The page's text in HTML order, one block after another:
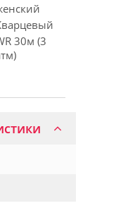
30м (3